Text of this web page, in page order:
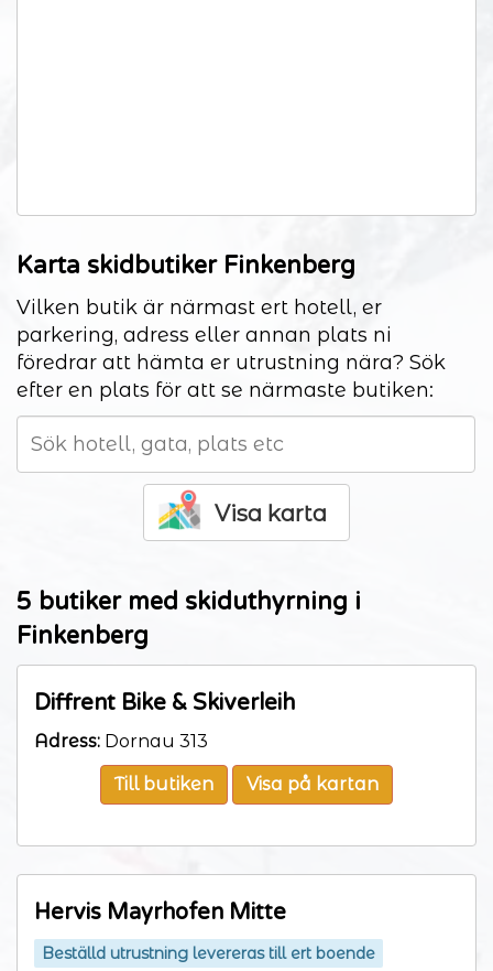
Karta skidbutiker Finkenberg
Vilken butik är närmast ert hotell, er
parkering, adress eller annan plats ni
föredrar att hämta er utrustning nära? Sök
efter en plats för att se närmaste butiken:
Visa karta
5 butiker med skiduthyrning i
Finkenberg
Diffrent Bike & Skiverleih
Adress: Dornau 313
Till butiken Visa på kartan
Hervis Mayrhofen Mitte
Beställd utrustning levereras till ert boende